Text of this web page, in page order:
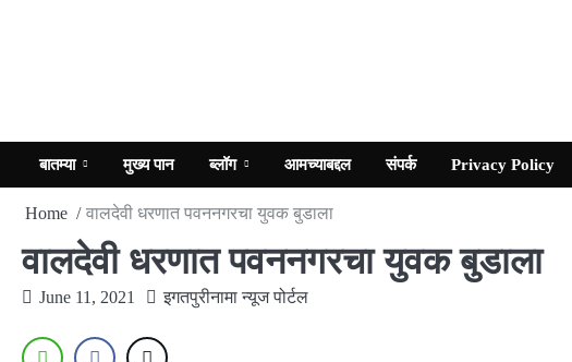
बातम्या मुख्य पान ब्लॉग आमच्याबद्दल संपर्क Privacy Policy
Home वालदेवी धरणात पवननगरचा युवक बुडाला
वालदेवी धरणात पवननगरचा युवक बुडाला
June 11, 2021 इगतपुरीनामा न्यूज पोर्टल